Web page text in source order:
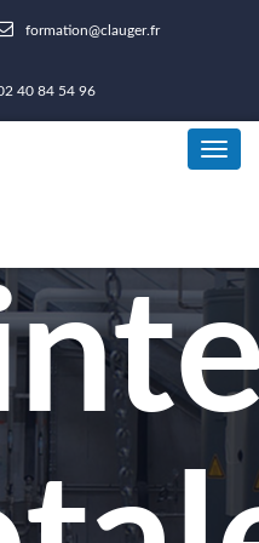
formation@clauger.fr
40 84 54 96